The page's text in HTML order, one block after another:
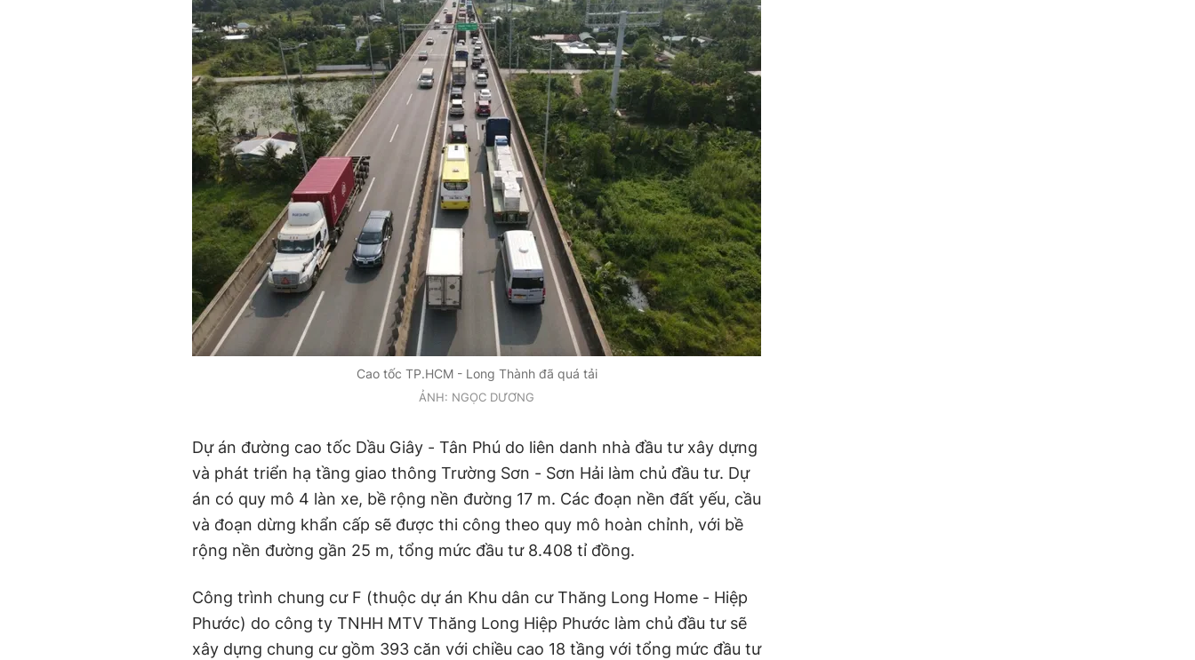
Cao tốc TP.HCM - Long Thành đã quá tải
ẢNH: NGỌC DƯƠNG
Dự án đường cao tốc Dầu Giây - Tân Phú do liên danh nhà đầu tư xây dựng
và phát triển hạ tầng giao thông Trường Sơn - Sơn Hải làm chủ đầu tư. Dự
án có quy mô 4 làn xe, bề rộng nền đường 17 m. Các đoạn nền đất yếu, cầu
và đoạn dừng khẩn cấp sẽ được thi công theo quy mô hoàn chỉnh, với bề
rộng nền đường gần 25 m, tổng mức đầu tư 8.408 tỉ đồng.
Công trình chung cư F (thuộc dự án Khu dân cư Thăng Long Home - Hiệp
Phước) do công ty TNHH MTV Thăng Long Hiệp Phước làm chủ đầu tư sẽ
xây dựng chung cư gồm 393 căn với chiều cao 18 tầng với tổng mức đầu tư